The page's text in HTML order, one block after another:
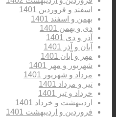
اسفند و فروردین 1401
بهمن و اسفند 1401
دی و بهمن 1401
آذر و دی 1401
آبان و آذر 1401
مهر و آبان 1401
شهریور و مهر 1401
مرداد و شهریور 1401
تیر و مرداد 1401
خرداد و تیر 1401
اردیبهشت و خرداد 1401
فروردین و اردیبهشت 1401